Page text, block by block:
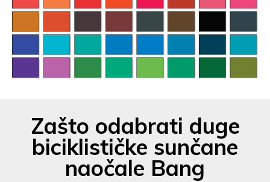
Zašto odabrati duge
biciklističke sunčane
naočale Bang